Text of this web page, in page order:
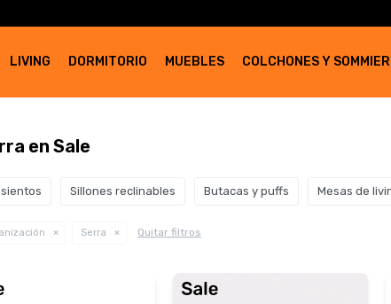
LIVING DORMITORIO MUEBLES COLCHONES Y
en Sale
Sillones reclinables Butacas y puffs Mesas de
Serra Quitar filtros